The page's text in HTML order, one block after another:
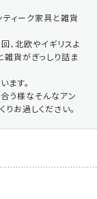
ィーク家具と雑貨
、北欧やイギリスよ
雑貨がぎっしり詰ま
ます。
う様なそんなアン
お過しください。